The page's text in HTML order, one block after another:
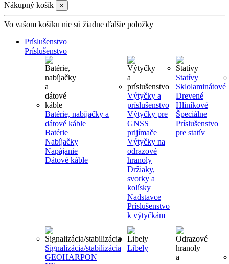
Nákupný košík
×
Vo vašom košíku nie sú žiadne ďalšie položky
Príslušenstvo
Príslušenstvo
Batérie, nabíjačky a
dátové káble
Batérie
Nabíjačky
Napájanie
Dátové káble
Výtyčky a
príslušenstvo
Výtyčky pre
GNSS
prijímače
Výtyčky na
odrazové
hranoly
Držiaky,
svorky a
kolísky
Nadstavce
Príslušenstvo
k výtyčkám
Statívy
Sklolaminátové
Drevené
Hliníkové
Špeciálne
Príslušenstvo
pre statív
Signalizácia/stabilizácia
GEOHARPON
Libely